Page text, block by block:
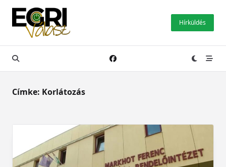
Skip
content
Hírküldés
Címke: Korlátozás